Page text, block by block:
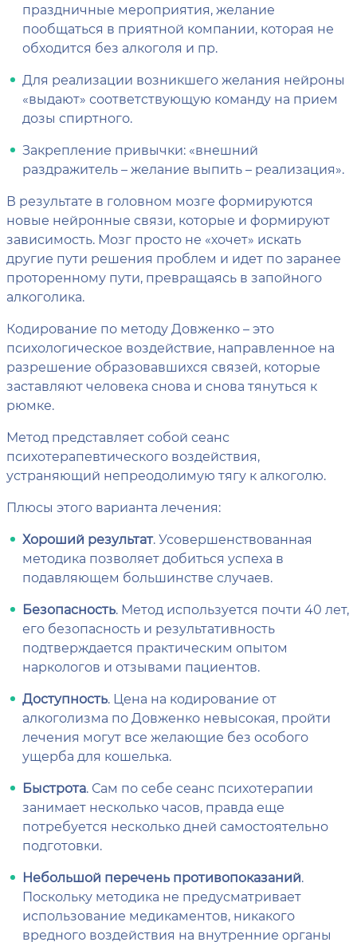
праздничные мероприятия, желание
пообщаться в приятной компании, которая не
обходится без алкоголя и пр.
Для реализации возникшего желания нейроны
«выдают» соответствующую команду на прием
дозы спиртного.
Закрепление привычки: «внешний
раздражитель – желание выпить – реализация».
В результате в головном мозге формируются
новые нейронные связи, которые и формируют
зависимость. Мозг просто не «хочет» искать
другие пути решения проблем и идет по заранее
проторенному пути, превращаясь в запойного
алкоголика.
Кодирование по методу Довженко – это
психологическое воздействие, направленное на
разрешение образовавшихся связей, которые
заставляют человека снова и снова тянуться к
рюмке.
Метод представляет собой сеанс
психотерапевтического воздействия,
устраняющий непреодолимую тягу к алкоголю.
Плюсы этого варианта лечения:
Хороший результат. Усовершенствованная
методика позволяет добиться успеха в
подавляющем большинстве случаев.
Безопасность. Метод используется почти 40 лет,
его безопасность и результативность
подтверждается практическим опытом
наркологов и отзывами пациентов.
Доступность. Цена на кодирование от
алкоголизма по Довженко невысокая, пройти
лечения могут все желающие без особого
ущерба для кошелька.
Быстрота. Сам по себе сеанс психотерапии
занимает несколько часов, правда еще
потребуется несколько дней самостоятельно
подготовки.
Небольшой перечень противопоказаний.
Поскольку методика не предусматривает
использование медикаментов, никакого
вредного воздействия на внутренние органы